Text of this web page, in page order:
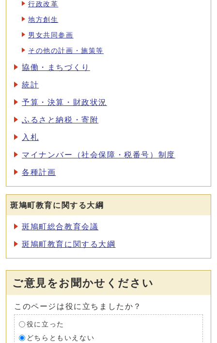
行政改革
地方創生
男女共同参画
その他の計画・施策等
協働・まちづくり
統計
予算・決算・財政状況
ふるさと納税・寄附
入札
マイナンバー（社会保障・税番号）制度
各種計画
斑鳩町教育に関する大綱
斑鳩町総合教育会議
斑鳩町教育に関する大綱
ご意見をお聞かせください
このページは役に立ちましたか？
役に立った
どちらともいえない